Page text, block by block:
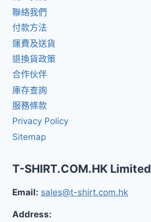
聯絡我們
付款方法
運費及送貨
退換貨政策
合作伙伴
庫存查詢
服務條款
Privacy Policy
Sitemap
T-SHIRT.COM.HK Limited
Email: sales@t-shirt.com.hk
Address: